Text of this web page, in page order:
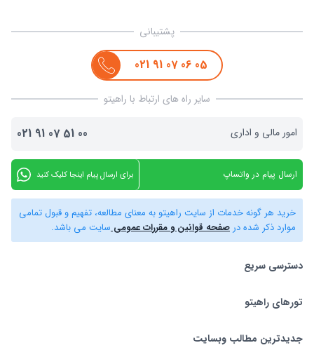
پشتیبانی
021 91 07 06 05
سایر راه های ارتباط با راهیتو
امور مالی و اداری 021 91 07 51 00
ارسال پیام در واتساپ برای ارسال پیام اینجا کلیک کنید
خرید هر گونه خدمات از سایت راهیتو به معنای مطالعه، تفهیم و قبول تمامی
موارد ذکر شده در صفحه قوانین و مقررات عمومیسایت می باشد.
دسترسی سریع
بلیط هواپیما
تورهای راهیتو
تورهای راهیتو
تور استانبول
جدیدترین مطالب وبسایت